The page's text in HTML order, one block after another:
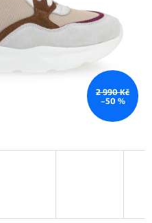
2 990 Kč
–50 %